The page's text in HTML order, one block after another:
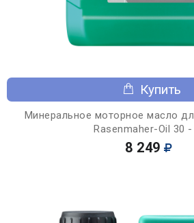
Купить
Минеральное моторное масло
Rasenmaher-Oil 30 -
8 249